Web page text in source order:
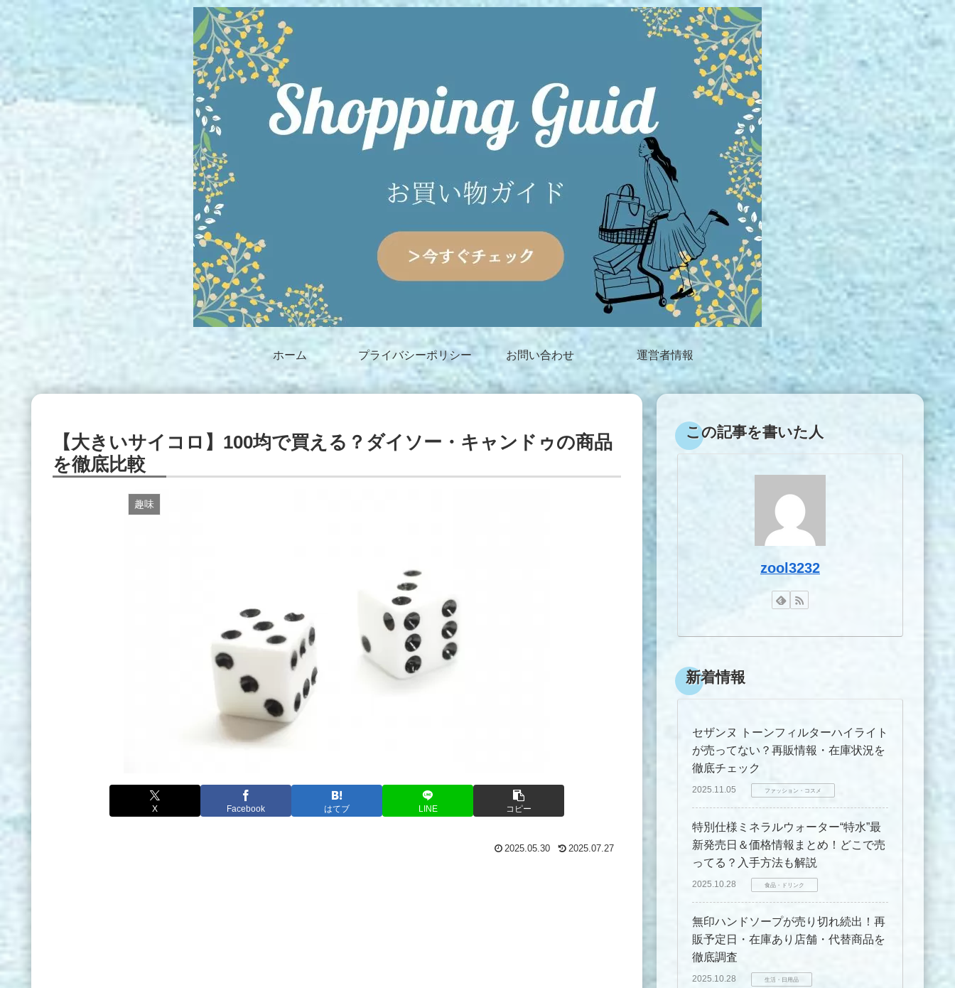
ホーム プライバシーポリシー お問い合わせ 運営者情報
【大きいサイコロ】100均で買える？ダイソー・キャンドゥの商品
を徹底比較
趣味
X Facebook はてブ LINE コピー
2025.05.30 2025.07.27
この記事を書いた人
zool3232
新着情報
セザンヌ トーンフィルターハイライト
が売ってない？再販情報・在庫状況を
徹底チェック
2025.11.05 ファッション・コスメ
特別仕様ミネラルウォーター“特水”最
新発売日＆価格情報まとめ！どこで売
ってる？入手方法も解説
2025.10.28 食品・ドリンク
無印ハンドソープが売り切れ続出！再
販予定日・在庫あり店舗・代替商品を
徹底調査
2025.10.28 生活・日用品